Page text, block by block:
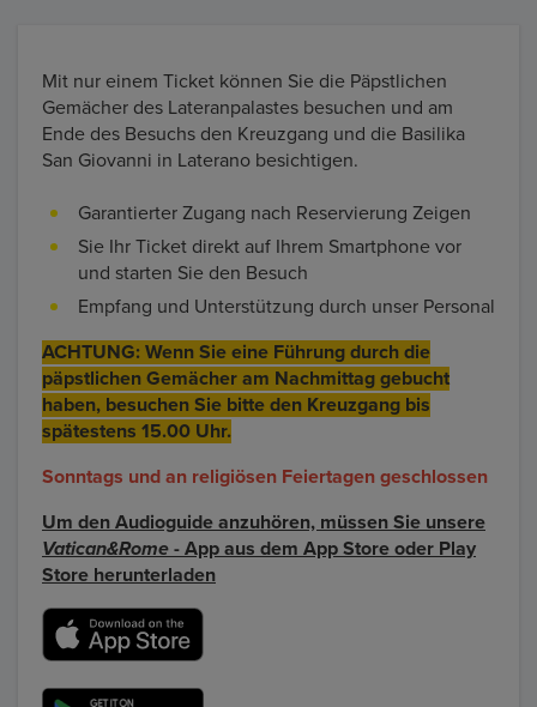
Mit nur einem Ticket können Sie die Päpstlichen
Gemächer des Lateranpalastes besuchen und am
Ende des Besuchs den Kreuzgang und die Basilika
San Giovanni in Laterano besichtigen.
Garantierter Zugang nach Reservierung Zeigen
Sie Ihr Ticket direkt auf Ihrem Smartphone vor
und starten Sie den Besuch
Empfang und Unterstützung durch unser Personal
ACHTUNG: Wenn Sie eine Führung durch die
päpstlichen Gemächer am Nachmittag gebucht
haben, besuchen Sie bitte den Kreuzgang bis
spätestens 15.00 Uhr.
Sonntags und an religiösen Feiertagen geschlossen
Um den Audioguide anzuhören, müssen Sie unsere
Vatican&Rome - App aus dem App Store oder Play
Store herunterladen